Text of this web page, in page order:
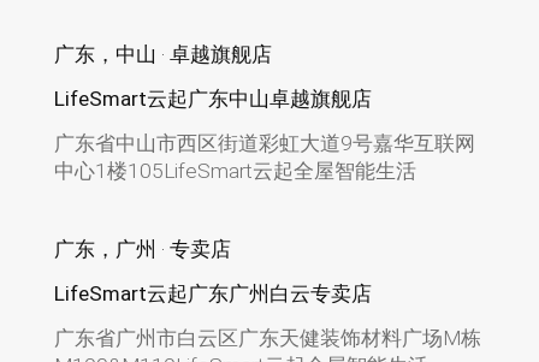
广东，中山 · 卓越旗舰店
LifeSmart云起广东中山卓越旗舰店
广东省中山市西区街道彩虹大道9号嘉华互联网
中心1楼105LifeSmart云起全屋智能生活
广东，广州 · 专卖店
LifeSmart云起广东广州白云专卖店
广东省广州市白云区广东天健装饰材料广场M栋